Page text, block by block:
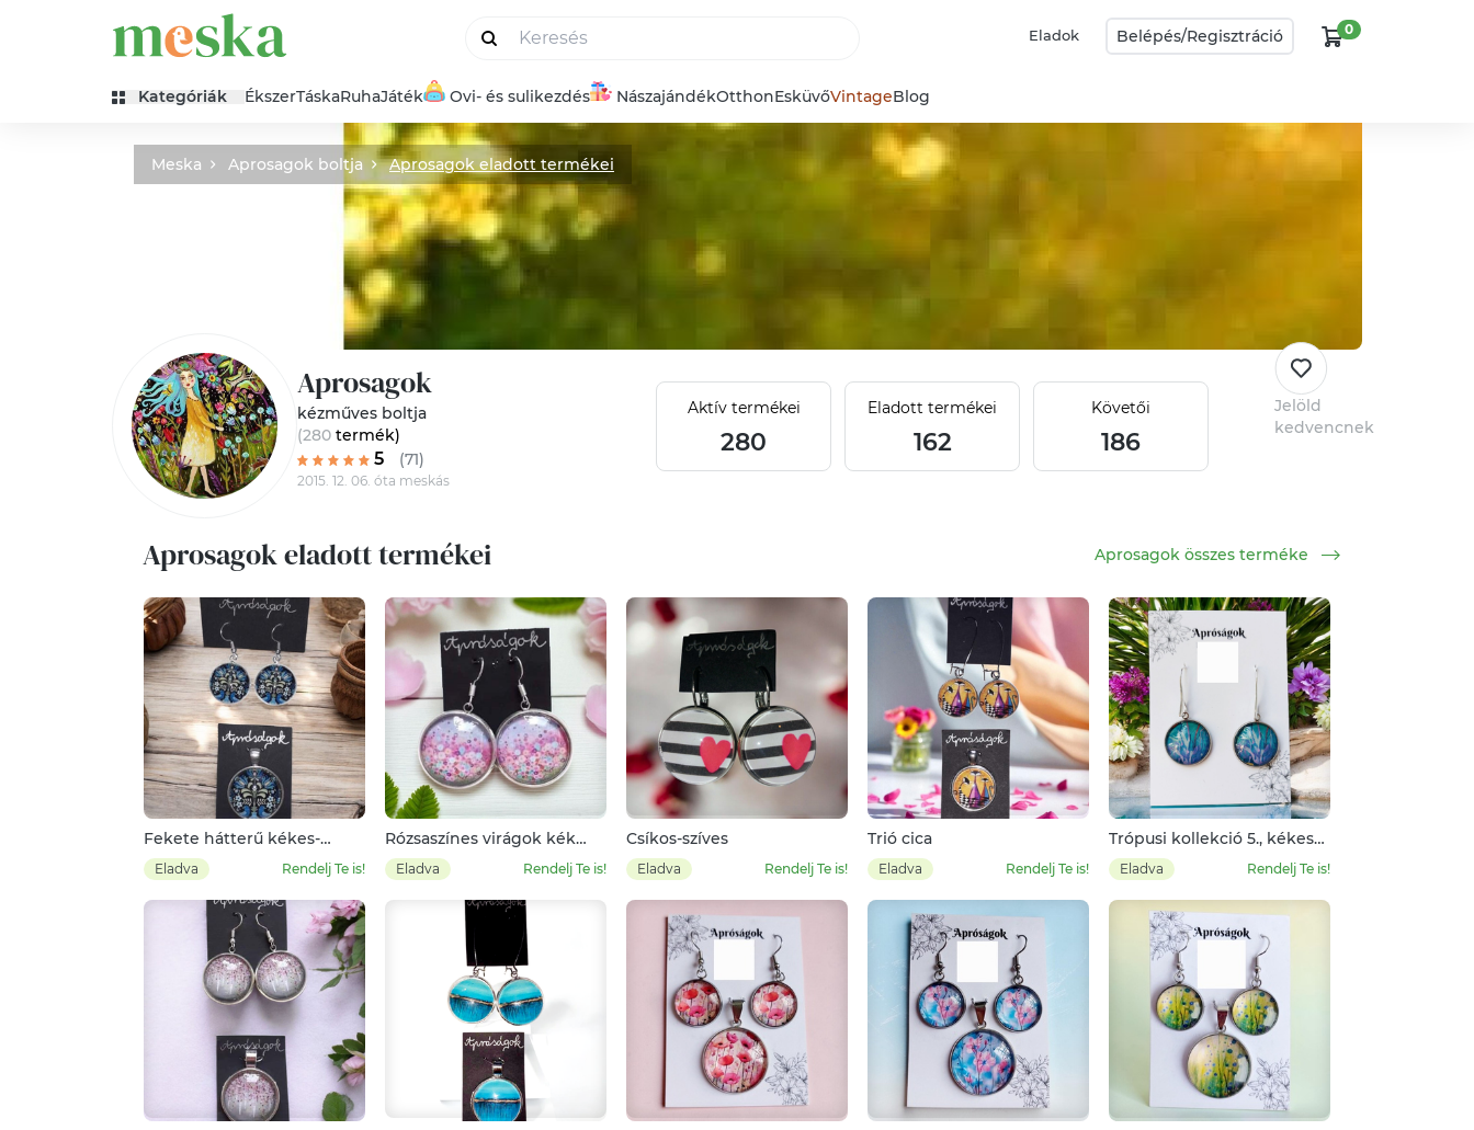
Eladok Belépés/Regisztráció 0
Kategóriák ÉkszerTáskaRuhaJáték Ovi- és sulikezdés NászajándékOtthonEsküvőVintageBlog
Meska Aprosagok boltja Aprosagok eladott termékei
Aprosagok
kézműves boltja
(280 termék)
5 (71)
2015. 12. 06. óta meskás
Aktív termékei
280
Eladott termékei
162
Követői
186
Jelöld
kedvencnek
Aprosagok eladott termékei Aprosagok összes terméke
Fekete hátterű kékes-
zöldes madaras népi
Eladva Rendelj Te is!
Rózsaszínes virágok kék
háttérrel
Eladva Rendelj Te is!
Csíkos-szíves
Eladva Rendelj Te is!
Trió cica
Eladva Rendelj Te is!
Trópusi kollekció 5., kékes
türkizes indás
Eladva Rendelj Te is!